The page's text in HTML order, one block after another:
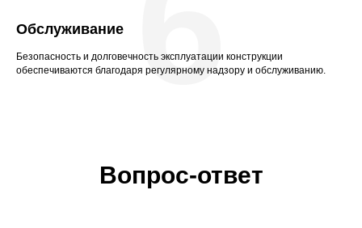
Обслуживание
Безопасность и долговечность эксплуатации конструкции
обеспечиваются благодаря регулярному надзору и обслуживанию.
Вопрос-ответ